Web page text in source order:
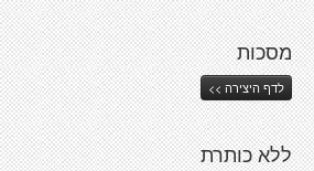
מסכות
לדף היצירה >>
ללא כותרת